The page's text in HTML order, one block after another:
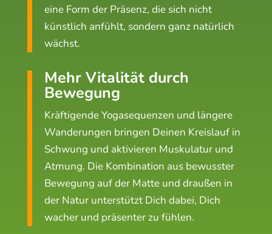
eine Form der Präsenz, die sich nicht
künstlich anfühlt, sondern ganz natürlich
wächst.
Mehr Vitalität durch
Bewegung
Kräftigende Yogasequenzen und längere
Wanderungen bringen Deinen Kreislauf in
Schwung und aktivieren Muskulatur und
Atmung. Die Kombination aus bewusster
Bewegung auf der Matte und draußen in
der Natur unterstützt Dich dabei, Dich
wacher und präsenter zu fühlen.